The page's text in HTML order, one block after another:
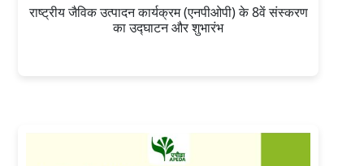
राष्ट्रीय जैविक उत्पादन कार्यक्रम (एनपीओपी) के 8वें संस्करण
का उद्घाटन और शुभारंभ